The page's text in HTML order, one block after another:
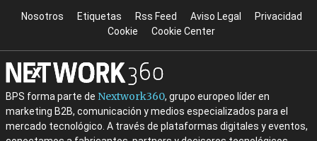
Nosotros Etiquetas Rss Feed Aviso Legal
Privacidad
Cookie
Cookie Center
BPS forma parte de Nextwork360, grupo europeo líder en
marketing B2B, comunicación y medios especializados para el
mercado tecnológico. A través de plataformas digitales y eventos,